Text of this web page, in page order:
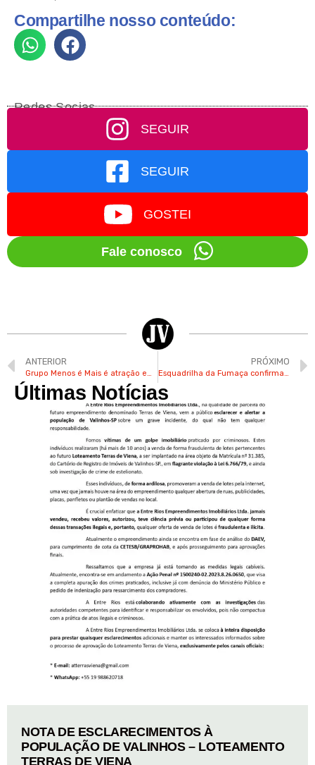
Compartilhe nosso conteúdo:
Redes Socias
SEGUIR
SEGUIR
GOSTEI
Fale conosco
ANTERIOR
Grupo Menos é Mais é atração em noite de shows em Valinhos
PRÓXIMO
Esquadrilha da Fumaça confirma show neste domingo em Vinhedo
Últimas Notícias
NOTA DE ESCLARECIMENTOS À
POPULAÇÃO DE VALINHOS – LOTEAMENTO
TERRAS DE VIENA